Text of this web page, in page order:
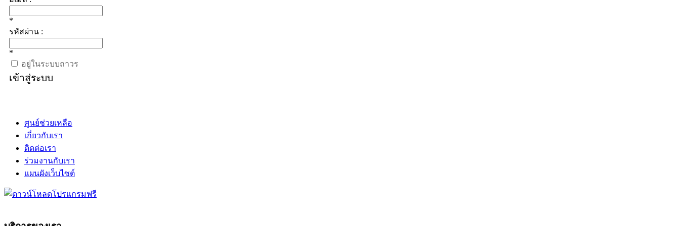
*
รหัสผ่าน :
*
อยู่ในระบบถาวร
เข้าสู่ระบบ
ศูนย์ช่วยเหลือ
เกี่ยวกับเรา
ติดต่อเรา
ร่วมงานกับเรา
แผนผังเว็บไซต์